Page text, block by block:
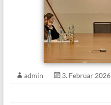
admin 3. Februar 2026